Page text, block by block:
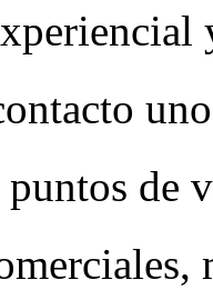
puntos de